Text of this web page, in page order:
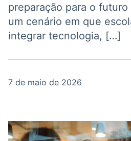
Os
preparação para o
um cenário em que
integrar tecnologia, […]
7 de maio de 2026